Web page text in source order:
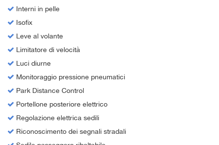
Interni in pelle
Isofix
Leve al volante
Limitatore di velocità
Luci diurne
Monitoraggio pressione pneumatici
Park Distance Control
Portellone posteriore elettrico
Regolazione elettrica sedili
Riconoscimento dei segnali stradali